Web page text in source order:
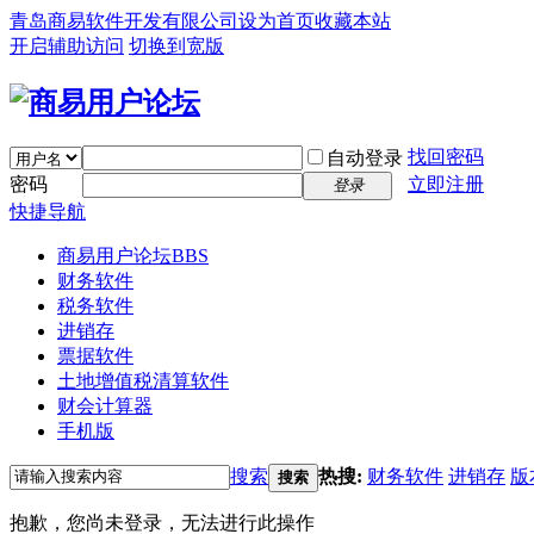
青岛商易软件开发有限公司 设为首页收藏本站
开启辅助访问 切换到宽版
自动登录 找回密码
密码
登录
立即注册
快捷导航
商易用户论坛BBS
财务软件
税务软件
进销存
票据软件
土地增值税清算软件
财会计算器
手机版
搜索 搜索 热搜: 财务软件 进销存 版
抱歉，您尚未登录，无法进行此操作